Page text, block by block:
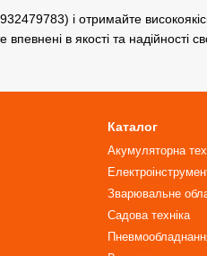
і отримайте
в якості та надійності
Каталог
Акумуляторна
Зварювальне
Садова техніка